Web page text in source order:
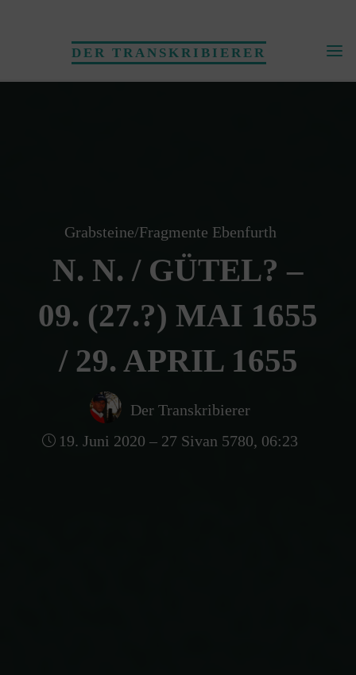
DER TRANSKRIBIERER
Grabsteine/Fragmente Ebenfurth
N. N. / GÜTEL? –
09. (27.?) MAI 1655
/ 29. APRIL 1655
Der Transkribierer
19. Juni 2020 – 27 Sivan 5780, 06:23